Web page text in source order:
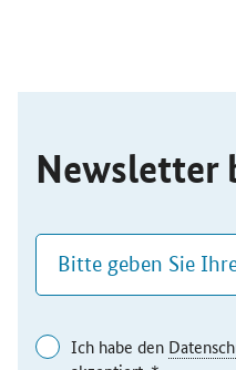
Newsletter
Ich habe den